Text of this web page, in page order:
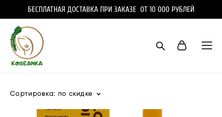
БЕСПЛАТНАЯ ДОСТАВКА ПРИ ЗАКАЗЕ ОТ 10 000 РУБЛЕЙ
Сортировка: по скидке